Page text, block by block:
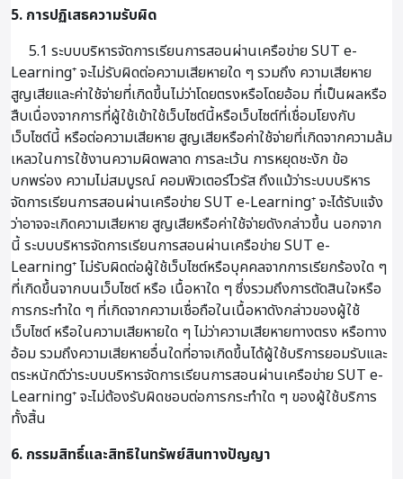
5. การปฏิเสธความรับผิด
5.1 ระบบบริหารจัดการเรียนการสอนผ่านเครือข่าย SUT e-
Learning⁺ จะไม่รับผิดต่อความเสียหายใด ๆ รวมถึง ความเสียหาย
สูญเสียและค่าใช้จ่ายที่เกิดขึ้นไม่ว่าโดยตรงหรือโดยอ้อม ที่เป็นผลหรือ
สืบเนื่องจากการที่ผู้ใช้เข้าใช้เว็บไซต์นี้หรือเว็บไซต์ที่เชื่อมโยงกับ
เว็บไซต์นี้ หรือต่อความเสียหาย สูญเสียหรือค่าใช้จ่ายที่เกิดจากความล้ม
เหลวในการใช้งานความผิดพลาด การละเว้น การหยุดชะงัก ข้อ
บกพร่อง ความไม่สมบูรณ์ คอมพิวเตอร์ไวรัส ถึงแม้ว่าระบบบริหาร
จัดการเรียนการสอนผ่านเครือข่าย SUT e-Learning⁺ จะได้รับแจ้ง
ว่าอาจจะเกิดความเสียหาย สูญเสียหรือค่าใช้จ่ายดังกล่าวขึ้น นอกจาก
นี้ ระบบบริหารจัดการเรียนการสอนผ่านเครือข่าย SUT e-
Learning⁺ ไม่รับผิดต่อผู้ใช้เว็บไซต์หรือบุคคลจากการเรียกร้องใด ๆ
ที่เกิดขึ้นจากบนเว็บไซต์ หรือ เนื้อหาใด ๆ ซึ่งรวมถึงการตัดสินใจหรือ
การกระทำใด ๆ ที่เกิดจากความเชื่อถือในเนื้อหาดังกล่าวของผู้ใช้
เว็บไซต์ หรือในความเสียหายใด ๆ ไม่ว่าความเสียหายทางตรง หรือทาง
อ้อม รวมถึงความเสียหายอื่นใดที่อาจเกิดขึ้นได้ผู้ใช้บริการยอมรับและ
ตระหนักดีว่าระบบบริหารจัดการเรียนการสอนผ่านเครือข่าย SUT e-
Learning⁺ จะไม่ต้องรับผิดชอบต่อการกระทำใด ๆ ของผู้ใช้บริการ
ทั้งสิ้น
6. กรรมสิทธิ์และสิทธิในทรัพย์สินทางปัญญา